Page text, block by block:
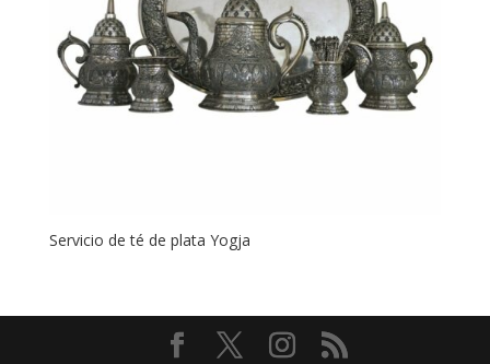
Servicio de té de plata Yogja